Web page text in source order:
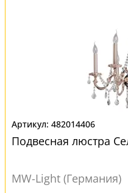
482014406
Подвесная люстра
MW-Light (Германия)